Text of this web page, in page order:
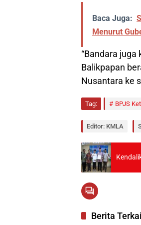
Baca Juga:
Menurut
“Bandara
Balikpapan
Nusantara ke
Tag: BPJS
Editor: KMLA
Berita